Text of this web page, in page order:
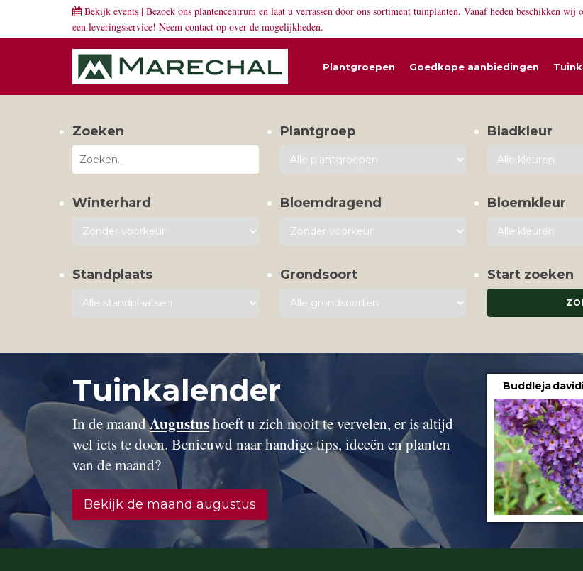
Bekijk events | Bezoek ons plantencentrum en laat u verrassen door ons sortiment tuinplanten. Vanaf heden beschikken wij
een leveringsservice! Neem contact op over de mogelijkheden.
Plantgroepen Goedkope aanbiedingen
Zoeken Plantgroep Bladkleur
Winterhard Bloemdragend Bloemkleur
Standplaats Grondsoort Start zoeken
Tuinkalender
In de maandAugustushoeft u zich nooit te vervelen, er is altijd
wel iets te doen. Benieuwd naar handige tips, ideeën en planten
van de maand?
Bekijk de maand augustus
Buddleja